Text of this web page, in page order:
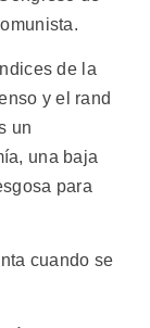
de la
y el rand
un
una baja
para
cuando se